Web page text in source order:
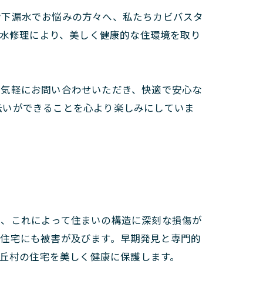
漏水でお悩みの方々へ、私たちカビバスタ
修理により、美しく健康的な住環境を取り
軽にお問い合わせいただき、快適で安心な
ができることを心より楽しみにしていま
これによって住まいの構造に深刻な損傷が
宅にも被害が及びます。早期発見と専門的
の住宅を美しく健康に保護します。